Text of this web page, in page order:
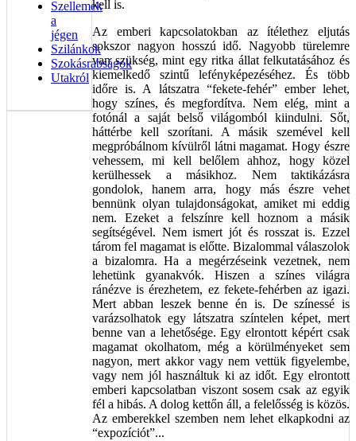
kell is.
Az emberi kapcsolatokban az ítélethez eljutás
sokszor nagyon hosszú idő. Nagyobb türelemre
van szükség, mint egy ritka állat felkutatásához és
kiemelkedő szintű lefényképezéséhez. És több
időre is. A látszatra “fekete-fehér” ember lehet,
hogy színes, és megfordítva. Nem elég, mint a
fotónál a saját belső világomból kiindulni. Sőt,
háttérbe kell szorítani. A másik szemével kell
megpróbálnom kívülről látni magamat. Hogy észre
vehessem, mi kell belőlem ahhoz, hogy közel
kerülhessek a másikhoz. Nem taktikázásra
gondolok, hanem arra, hogy más észre vehet
bennünk olyan tulajdonságokat, amiket mi eddig
nem. Ezeket a felszínre kell hoznom a másik
segítségével. Nem ismert jót és rosszat is. Ezzel
tárom fel magamat is előtte. Bizalommal válaszolok
a bizalomra. Ha a megérzéseink vezetnek, nem
lehetünk gyanakvók. Hiszen a színes világra
ránézve is érezhetem, ez fekete-fehérben az igazi.
Mert abban leszek benne én is. De színessé is
varázsolhatok egy látszatra színtelen képet, mert
benne van a lehetősége. Egy elrontott képért csak
magamat okolhatom, még a körülményeket sem
nagyon, mert akkor vagy nem vettük figyelembe,
vagy nem jól használtuk ki az időt. Egy elrontott
emberi kapcsolatban viszont sosem csak az egyik
fél a hibás. A dolog kettőn áll, a felelősség is közös.
Az emberekkel szemben nem lehet elkapkodni az
“expozíciót”...
Szellemek
a
jégen
Szilánkok
Szokásrabságok
Utakról